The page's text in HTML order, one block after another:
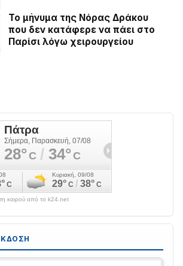
Το μήνυμα της Νόρας Δράκου
που δεν κατάφερε να πάει στο
Παρίσι λόγω χειρουργείου
καιρού από το k24.net